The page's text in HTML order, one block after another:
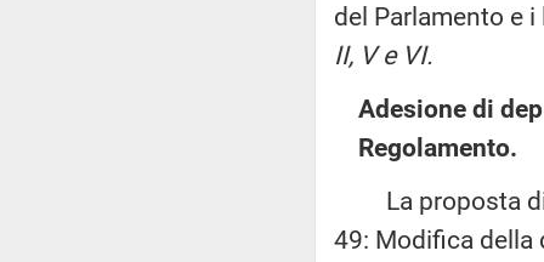
del Parlamento e
II, V e VI.
Adesione di
Regolamento.
La proposta di
49: Modifica della